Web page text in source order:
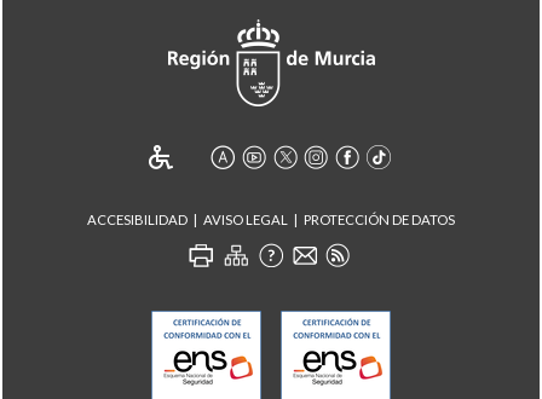
ACCESIBILIDAD AVISO LEGAL PROTECCIÓN DE DATOS